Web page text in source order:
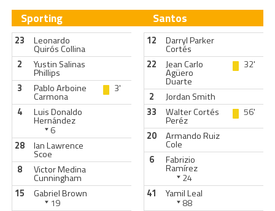
Sporting
23 Leonardo
Quirós Collina
2
Yustin Salinas
Phillips
3
Pablo Arboine
Carmona
3'
4
Luis Donaldo
Hernández
6
28
Ian Lawrence
Scoe
8
Victor Medina
Cunningham
15
Gabriel Brown
19
Santos
12 Darryl Parker
Cortés
22
Jean Carlo
Agüero
Duarte
32'
2
Jordan Smith
33
Walter Cortés
Peréz
56'
20
Armando Ruiz
Cole
6
Fabrizio
Ramírez
24
41
Yamil Leal
88